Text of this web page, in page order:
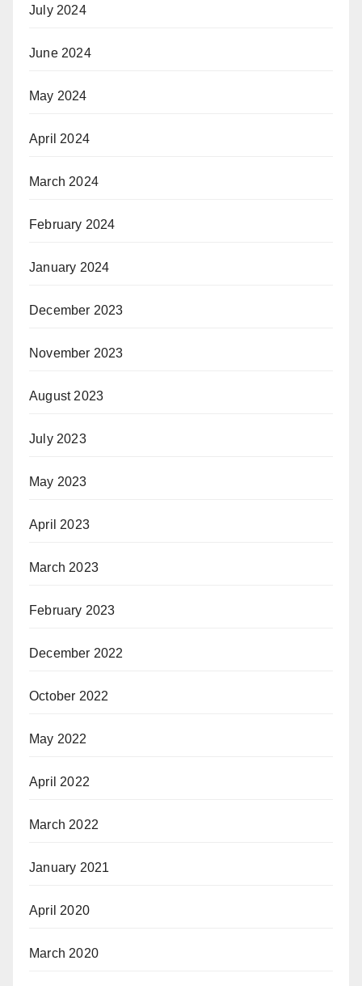
July 2024
June 2024
May 2024
April 2024
March 2024
February 2024
January 2024
December 2023
November 2023
August 2023
July 2023
May 2023
April 2023
March 2023
February 2023
December 2022
October 2022
May 2022
April 2022
March 2022
January 2021
April 2020
March 2020